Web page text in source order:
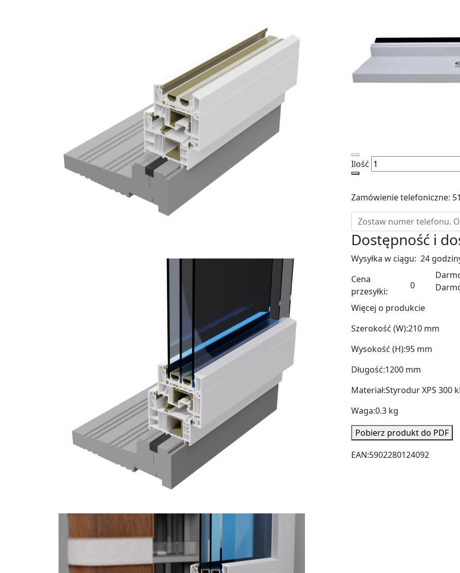
Ilość
Zamówienie telefoniczne:
Dostępność i
Wysyłka w ciągu: 24
Cena
przesyłki:
0
Więcej o produkcie
Szerokość (W):210 mm
Wysokość (H):95 mm
Długość:1200 mm
Materiał:Styrodur XPS 300
Waga:0.3 kg
Pobierz produkt do PDF
EAN:5902280124092